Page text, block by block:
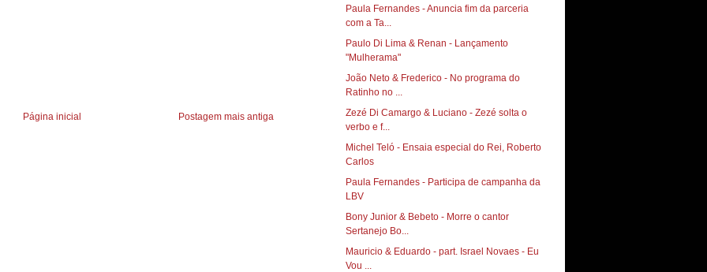
Postagem mais antiga
Página inicial
Paula Fernandes - Anuncia fim da parceria
com a Ta...
Paulo Di Lima & Renan - Lançamento
"Mulherama"
João Neto & Frederico - No programa do
Ratinho no ...
Zezé Di Camargo & Luciano - Zezé solta o
verbo e f...
Michel Teló - Ensaia especial do Rei, Roberto
Carlos
Paula Fernandes - Participa de campanha da
LBV
Bony Junior & Bebeto - Morre o cantor
Sertanejo Bo...
Mauricio & Eduardo - part. Israel Novaes - Eu
Vou ...